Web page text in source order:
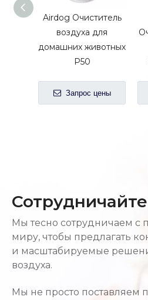
Airdog Очиститель
воздуха для
домашних животных
P50
Запрос цены
Мы тесно сотрудничаем с
миру, чтобы предлагать
и масштабируемые
воздуха.
Мы не просто